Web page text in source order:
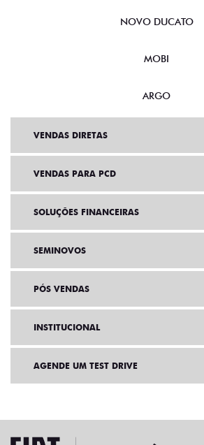
NOVO DUCATO
MOBI
ARGO
VENDAS DIRETAS
VENDAS PARA PCD
SOLUÇÕES FINANCEIRAS
SEMINOVOS
PÓS VENDAS
INSTITUCIONAL
AGENDE UM TEST DRIVE